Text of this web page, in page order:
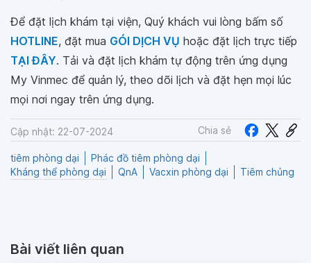
Để đặt lịch khám tại viện, Quý khách vui lòng bấm số
HOTLINE, đặt mua GÓI DỊCH VỤ hoặc đặt lịch trực tiếp
TẠI ĐÂY. Tải và đặt lịch khám tự động trên ứng dụng
My Vinmec để quản lý, theo dõi lịch và đặt hẹn mọi lúc
mọi nơi ngay trên ứng dụng.
Cập nhật: 22-07-2024 Chia sẻ
tiêm phòng dại
Phác đồ tiêm phòng dại
Kháng thể phòng dại
QnA Vacxin phòng dại Tiêm chủng
Bài viết liên quan